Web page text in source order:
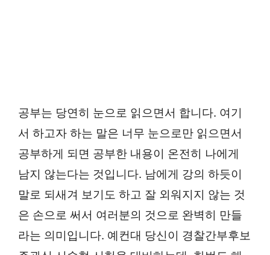
공부는 당연히 눈으로 읽으면서 합니다. 여기
서 하고자 하는 말은 너무 눈으로만 읽으면서
공부하게 되면 공부한 내용이 온전히 나에게
남지 않는다는 것입니다. 남에게 강의 하듯이
말로 되새겨 보기도 하고 잘 외워지지 않는 것
은 손으로 써서 여러분의 것으로 완벽히 만들
라는 의미입니다. 예컨대 당신이 경찰간부후보